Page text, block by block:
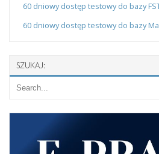
60 dniowy dostęp testowy do bazy
60 dniowy dostęp testowy do bazy
SZUKAJ: